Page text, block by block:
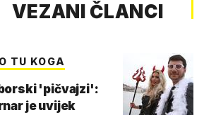
VEZANI ČLANCI
TU KOGA
'pičvajzi':
je uvijek